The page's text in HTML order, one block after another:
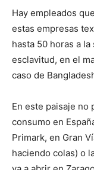
Hay empleados
estas empresas
hasta 50 horas a
esclavitud, en el
caso de
En este paisaje no
consumo en
Primark, en Gran
haciendo colas) o